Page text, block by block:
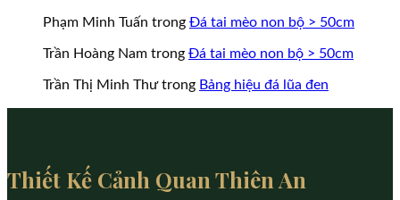
Phạm Minh Tuấn trong Đá tai mèo non bộ > 50cm
Trần Hoàng Nam trong Đá tai mèo non bộ > 50cm
Trần Thị Minh Thưtrong Bảng hiệu đá lũa đen
Thiết Kế Cảnh Quan Thiên An